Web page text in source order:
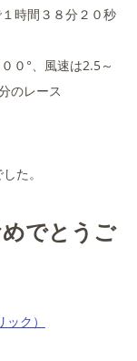
時間３８分２０秒
０°、風速は2.5～
のレース
た。
でとうご
ク）